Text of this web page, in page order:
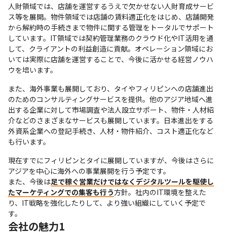
人財領域では、店舗を運営するうえで欠かせない人財育成サービ
ス等を展開。物件領域では店舗の賃料適正化をはじめ、店舗開発
から解約時の手続きまで物件に関する管理をトータルでサポート
しています。IT領域では契約管理業務のクラウド化やIT活用を通
して、クライアントの利益創造に貢献。オペレーション領域にお
いては実際に店舗を運営することで、今後に活かせる経営ノウハ
ウを培います。
また、海外事業も展開しており、タイやフィリピンへの店舗進出
のためのコンサルティングサービスを提供。他のアジア地域へ進
出する企業に対して市場調査や法人設立サポート、物件・人材紹
介などのさまざまなサービスも展開しています。日本進出をする
外資系企業への登記手続き、人材・物件紹介、コスト適正化など
も行います。
現在すでにフィリピンとタイに展開していますが、今後はさらに
アジアを中心に海外への事業展開を行う予定です。
また、今後は足で稼ぐ営業だけではなくデジタルツールを駆使し
たマーケティングでの集客も行う方針。社内のIT環境を整えた
り、IT戦略を強化したりして、より強い組織にしていく予定で
す。
会社の魅力1